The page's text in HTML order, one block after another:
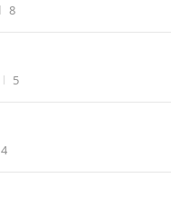
조회수
8
조회수
5
조회수
4